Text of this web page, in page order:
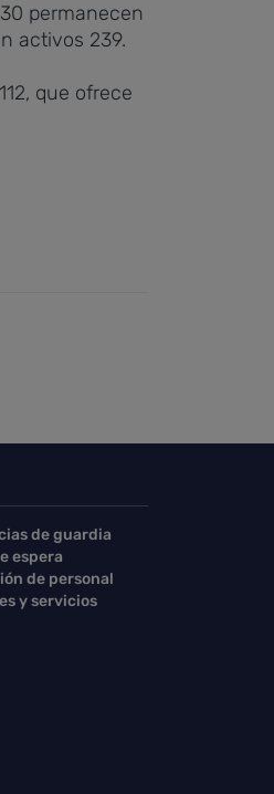
permanecen
activos 239.
que ofrece
de guardia
espera
de personal
y servicios